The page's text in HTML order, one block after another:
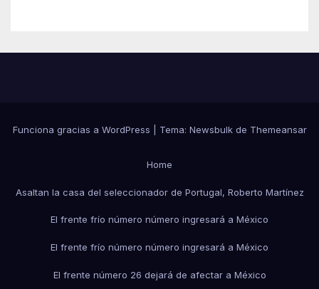
Funciona gracias a WordPress Tema: Newsbulkde Themeansar
Home
Asaltan la casa del seleccionador de Portugal, Roberto Martínez
El frente frío número número ingresará a México
El frente frío número número ingresará a México
El frente número 26 dejará de afectar a México